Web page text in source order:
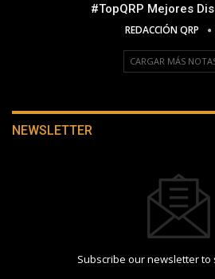
#TopQRP Mejores
REDACCIÓN QRP
CARGAR MÁS
NEWSLETTER
Subscribe our newsletter to